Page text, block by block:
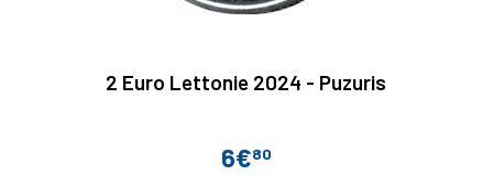
2 Euro Lettonie 2024 - Puzuris
Prix
6€80